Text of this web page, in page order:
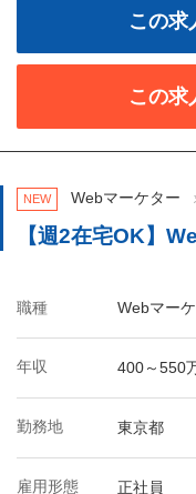
この求
この求
NEW Webマーケター
【週2在宅OK】
職種 Webマー
年収 400～550
勤務地 東京都
雇用形態 正社員